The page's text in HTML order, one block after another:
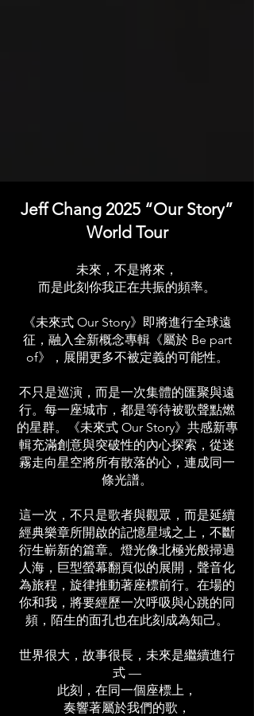
Jeff Chang 2025 “Our Story”
World Tour
未來，不是將來，
而是此刻你我正在共振的頻率。
《未來式 Our Story》即將進行全球遠
征，融入全新概念專輯《屬於 Be part
of》，展開更多不被定義的可能性。
不只是巡演，而是一次集體的匯聚與遠
行。每一座城市，都是等待被歌聲點燃
的星群。《未來式 Our Story》共感新專
輯充滿創意與突破性的內心探索，從迷
霧走向星空將所有散落的心，連成同一
條光譜。
這一次，不只是歌者與觀眾，而是延續
經典樂章所開啟的記憶星域之上，不斷
衍生嶄新的篇章。燈光像北極光般掃過
人海，巨型螢幕翻頁似的展開，聲音化
為旅程，旋律推動著座標前行。在場的
你和我，將要經歷一次呼吸與心跳的同
頻，陌生的面孔也在此刻成為知己。
世界很大，故事很長，未來是繼續進行
式 —
此刻，在同一個座標上，
奏響著屬於我們的歌，